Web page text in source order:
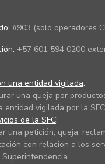
#903 (solo operadores
+57 601 594 0200
una entidad vigilada:
una queja por
entidad vigilada por la
de la SFC:
una petición, queja,
con relación a los